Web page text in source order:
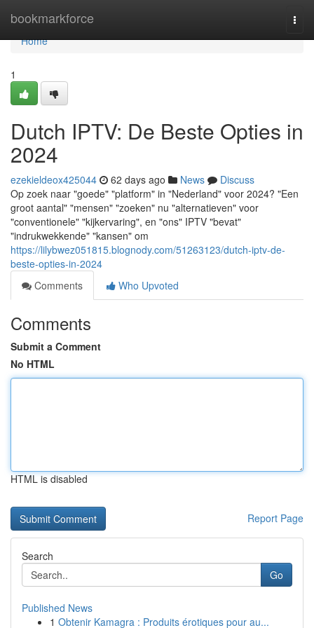
bookmarkforce
Home
Home
1
Dutch IPTV: De Beste Opties in
2024
ezekieldeox425044 62 days ago News
Discuss
Op zoek naar "goede" "platform" in "Nederland" voor 2024? "Een
groot aantal" "mensen" "zoeken" nu "alternatieven" voor
"conventionele" "kijkervaring", en "ons" IPTV "bevat"
"indrukwekkende" "kansen" om
https://lilybwez051815.blognody.com/51263123/dutch-iptv-de-
beste-opties-in-2024
Comments
Who Upvoted
Comments
Submit a Comment
No HTML
HTML is disabled
Report Page
Search
Go
Published News
1 Obtenir Kamagra : Produits érotiques pour au...